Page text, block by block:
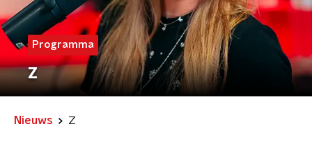
Programma
Z
Nieuws Z